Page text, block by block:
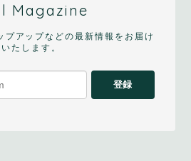
Magazine
アップなどの最新情報をお届け
いたします。
登録